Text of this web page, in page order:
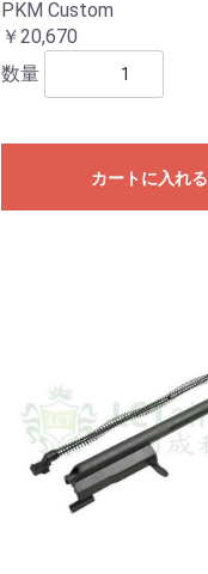
PKM Custom
￥20,670
数量
カートに入れる